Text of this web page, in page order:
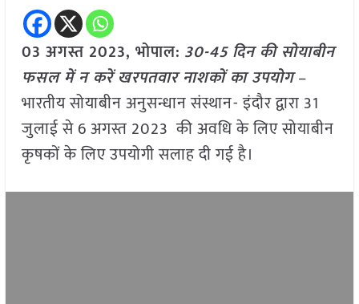
03 अगस्त 2023, भोपाल: 30-45 दिन की सोयाबीन
फसल में न करें खरपतवार नाशकों का उपयोग–
भारतीय सोयाबीन अनुसन्धान संस्थान- इंदौर द्वारा 31
जुलाई से 6 अगस्त 2023 की अवधि के लिए सोयाबीन
कृषकों के लिए उपयोगी सलाह दी गई है।